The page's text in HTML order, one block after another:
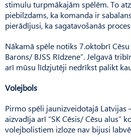
stimulu turpmākajām spēlēm. To
piebilzdams, ka komanda ir
pierādījusi, ka sagatavošanās
Nākamā spēle notiks 7.oktobrī
Barons/ BJSS Rīdzene”. Jelgavā
arī mūsu līdzjutēji nedrīkst palikt
Volejbols
Pirmo spēli jaunizveidotajā Latvijas
aizvadīja arī “SK Cēsis/ Cēsu alus”
volejbolistiem izloze nav bijusi